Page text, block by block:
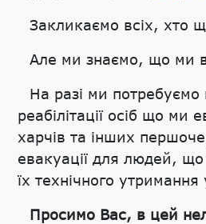
Закликаємо всіх, хто
Але ми знаємо, що ми
На разі ми потребуємо
реабілітації осіб що ми
харчів та інших
евакуації для людей,
їх технічного
Просимо Вас, в цей